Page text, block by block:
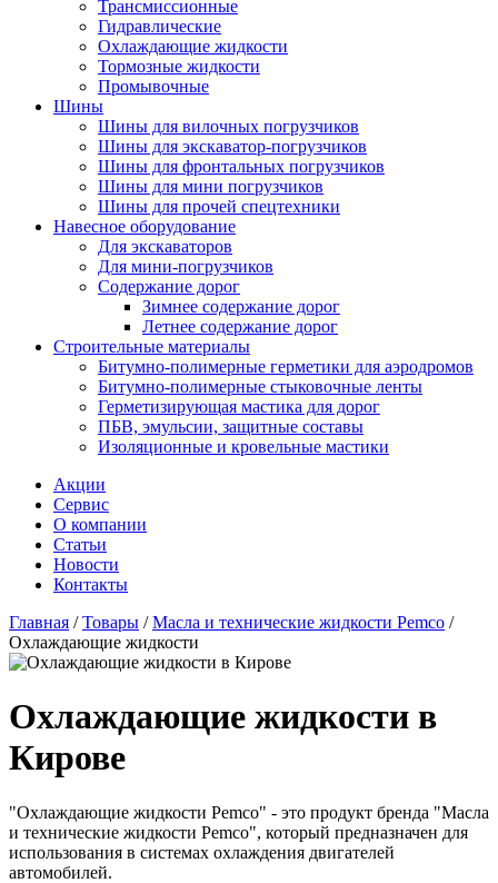
Трансмиссионные
Гидравлические
Охлаждающие жидкости
Тормозные жидкости
Промывочные
Шины
Шины для вилочных погрузчиков
Шины для экскаватор-погрузчиков
Шины для фронтальных погрузчиков
Шины для мини погрузчиков
Шины для прочей спецтехники
Навесное оборудование
Для экскаваторов
Для мини-погрузчиков
Содержание дорог
Зимнее содержание дорог
Летнее содержание дорог
Строительные материалы
Битумно-полимерные герметики для аэродромов
Битумно-полимерные стыковочные ленты
Герметизирующая мастика для дорог
ПБВ, эмульсии, защитные составы
Изоляционные и кровельные мастики
Акции
Сервис
О компании
Статьи
Новости
Контакты
Главная /Товары /Масла и технические жидкости Pemco /
Охлаждающие жидкости
Охлаждающие жидкости в
Кирове
"Охлаждающие жидкости Pemco" - это продукт бренда "Масла
и технические жидкости Pemco", который предназначен для
использования в системах охлаждения двигателей
автомобилей.